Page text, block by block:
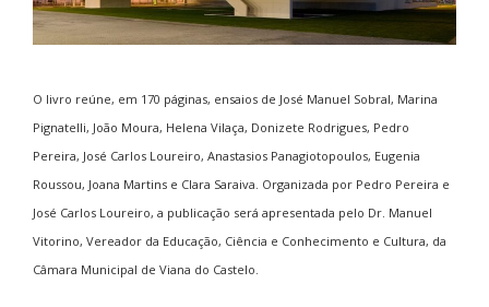
O livro reúne, em 170 páginas, ensaios de José Manuel Sobral, Marina
Pignatelli, João Moura, Helena Vilaça, Donizete Rodrigues, Pedro
Pereira, José Carlos Loureiro, Anastasios Panagiotopoulos, Eugenia
Roussou, Joana Martins e Clara Saraiva. Organizada por Pedro Pereira e
José Carlos Loureiro, a publicação será apresentada pelo Dr. Manuel
Vitorino, Vereador da Educação, Ciência e Conhecimento e Cultura, da
Câmara Municipal de Viana do Castelo.